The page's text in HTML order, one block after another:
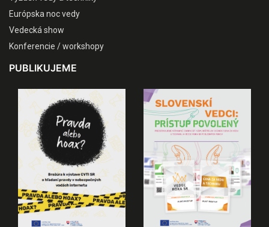
Európska noc vedy
Vedecká show
Konferencie / workshopy
PUBLIKUJEME